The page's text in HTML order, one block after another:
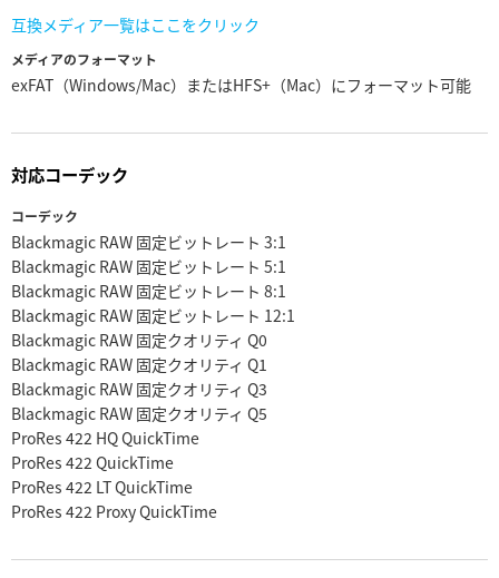
互換メディア一覧はここをクリック
メディアのフォーマット
exFAT（Windows/Mac）またはHFS+（Mac）にフォーマット可能
対応コーデック
コーデック
Blackmagic RAW 固定ビットレート 3:1
Blackmagic RAW 固定ビットレート 5:1
Blackmagic RAW 固定ビットレート 8:1
Blackmagic RAW 固定ビットレート 12:1
Blackmagic RAW 固定クオリティ Q0
Blackmagic RAW 固定クオリティ Q1
Blackmagic RAW 固定クオリティ Q3
Blackmagic RAW 固定クオリティ Q5
ProRes 422 HQ QuickTime
ProRes 422 QuickTime
ProRes 422 LT QuickTime
ProRes 422 Proxy QuickTime